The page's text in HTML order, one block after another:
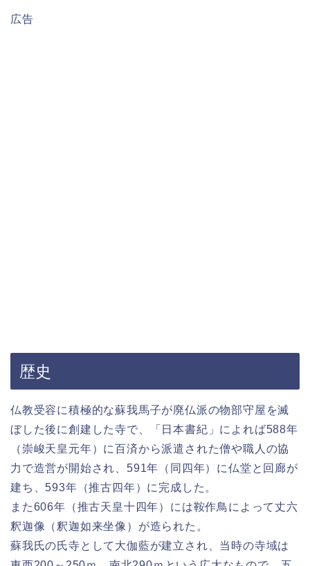
広告
歴史
仏教受容に積極的な蘇我馬子が廃仏派の物部守屋を滅
ぼした後に創建した寺で、「日本書紀」によれば588年
（崇峻天皇元年）に百済から派遣された僧や職人の協
力で造営が開始され、591年（同四年）に仏堂と回廊が
建ち、593年（推古四年）に完成した。
また606年（推古天皇十四年）には鞍作鳥によって丈六
釈迦像（釈迦如来坐像）が造られた。
蘇我氏の氏寺として大伽藍が建立され、当時の寺域は